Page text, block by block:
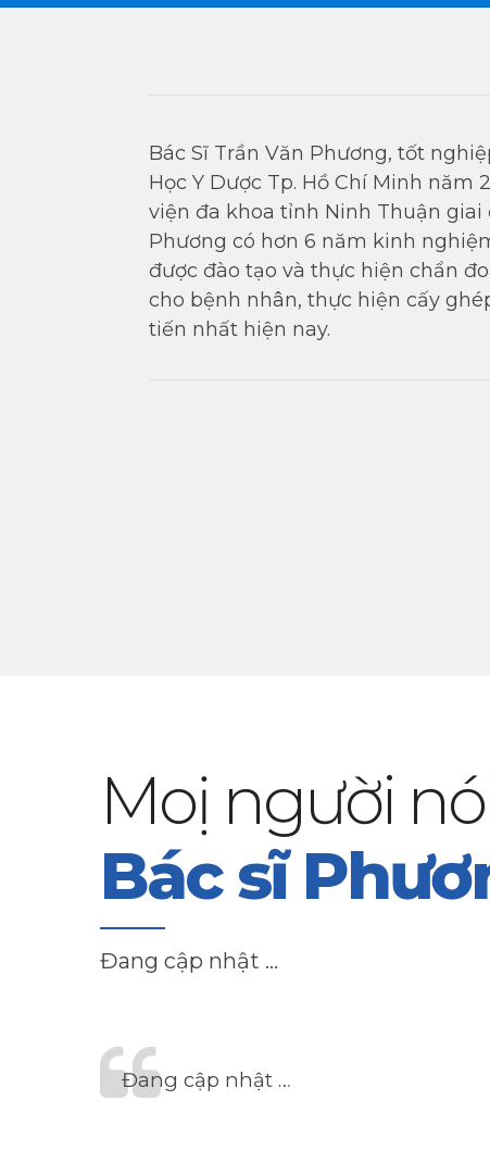
Bác Sĩ Trần Văn Phương, tốt
Học Y Dược Tp. Hồ Chí Minh năm
viện đa khoa tỉnh Ninh Thuận giai
Phương có hơn 6 năm kinh
được đào tạo và thực hiện chẩn
cho bệnh nhân, thực hiện cấy
tiến nhất hiện nay.
Moị người
Bác sĩ
Đang cập nhật …
Đang cập nhật …